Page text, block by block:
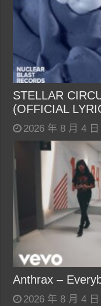
STELLAR
(OFFICIAL
2026 年 8 月 4 日
Anthrax –
2026 年 8 月 4 日